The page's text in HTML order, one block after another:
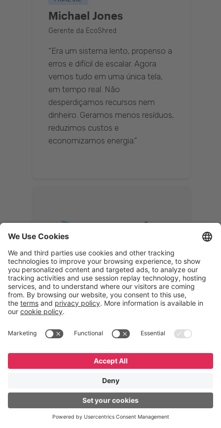
Michael Jones
Gerente da EcoShred
“Era um sistema lento, propenso a
erros e difícil de escalar. Agora
vemos tudo em uma única tela,
em tempo real. Não
desperdiçamos recursos nem
dinheiro. Geramos menos resíduos,
reduzimos custos e
economizamos energia.”
Memphis
Eduardo Ribeiro
CEO
uma solução 360°, que permite
logística reversa. Podemos
verificar, analisar, recondicionar e
reintegrar equipamentos à cadeia,